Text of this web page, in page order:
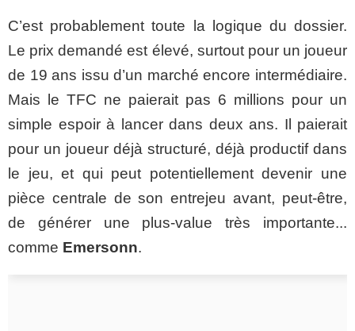
C’est probablement toute la logique du dossier.
Le prix demandé est élevé, surtout pour un joueur
de 19 ans issu d’un marché encore intermédiaire.
Mais le TFC ne paierait pas 6 millions pour un
simple espoir à lancer dans deux ans. Il paierait
pour un joueur déjà structuré, déjà productif dans
le jeu, et qui peut potentiellement devenir une
pièce centrale de son entrejeu avant, peut-être,
de générer une plus-value très importante...
comme Emersonn.